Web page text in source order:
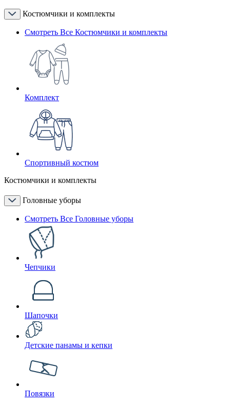
Костюмчики и комплекты
Смотреть Все Костюмчики и комплекты
Комплект
Спортивный костюм
Костюмчики и комплекты
Головные уборы
Смотреть Все Головные уборы
Чепчики
Шапочки
Детские панамы и кепки
Повязки